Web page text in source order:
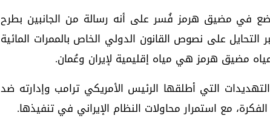
في مضيق هرمز فُسر على أنه رسالة من الجانبين بطرح
على نصوص القانون الدولي الخاص بالممرات المائية
مضيق هرمز هي مياه إقليمية لإيران وعُمان.
التي أطلقها الرئيس الأمريكي ترامب وإدارته ضد
مع استمرار محاولات النظام الإيراني في تنفيذها.